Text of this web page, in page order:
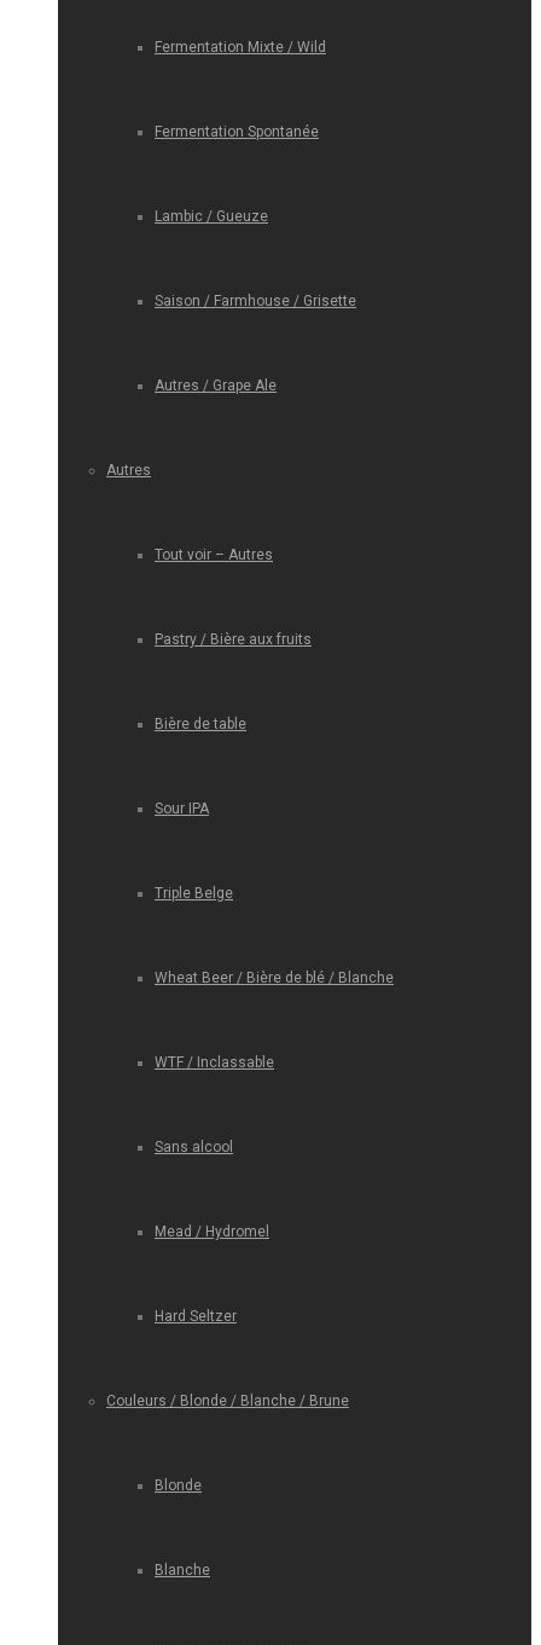
Fermentation Mixte / Wild
Fermentation Spontanée
Lambic / Gueuze
Saison / Farmhouse / Grisette
Autres / Grape Ale
Autres
Tout voir – Autres
Pastry / Bière aux fruits
Bière de table
Sour IPA
Triple Belge
Wheat Beer / Bière de blé / Blanche
WTF / Inclassable
Sans alcool
Mead / Hydromel
Hard Seltzer
Couleurs / Blonde / Blanche / Brune
Blonde
Blanche